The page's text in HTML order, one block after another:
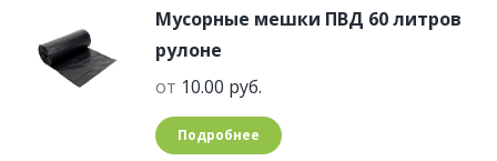
Мусорные мешки ПВД 60 литров
рулоне
от 10.00 руб.
Подробнее